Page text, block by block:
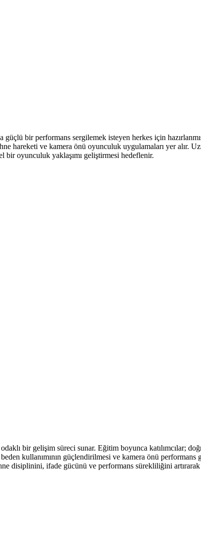
bir performans sergilemek isteyen herkes için
hareketi ve kamera önü oyunculuk uygulamaları yer alır.
bir oyunculuk yaklaşımı geliştirmesi hedeflenir.
bir gelişim süreci sunar. Eğitim boyunca katılımcılar;
kullanımının güçlendirilmesi ve kamera önü
disiplinini, ifade gücünü ve performans sürekliliğini